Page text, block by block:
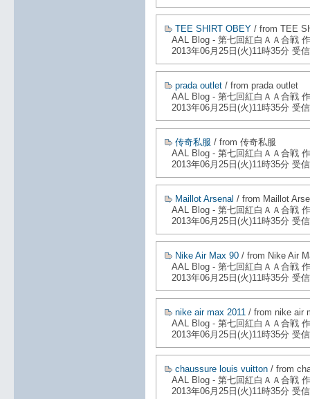
TEE SHIRT OBEY / from TEE
AAL Blog - 第七回紅白ＡＡ合戦
2013年06月25日(火)11時35分 受信
prada outlet / from prada outlet
AAL Blog - 第七回紅白ＡＡ合戦
2013年06月25日(火)11時35分 受信
传奇私服 / from 传奇私服
AAL Blog - 第七回紅白ＡＡ合戦
2013年06月25日(火)11時35分 受信
Maillot Arsenal / from Maillot
AAL Blog - 第七回紅白ＡＡ合戦
2013年06月25日(火)11時35分 受信
Nike Air Max 90 / from Nike Air
AAL Blog - 第七回紅白ＡＡ合戦
2013年06月25日(火)11時35分 受信
nike air max 2011 / from nike air
AAL Blog - 第七回紅白ＡＡ合戦
2013年06月25日(火)11時35分 受信
chaussure louis vuitton / from
AAL Blog - 第七回紅白ＡＡ合戦
2013年06月25日(火)11時35分 受信